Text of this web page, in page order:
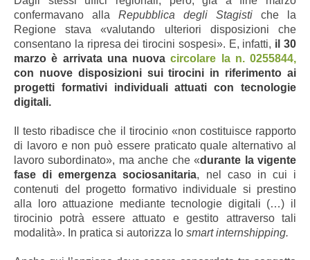
confermavano alla Repubblica degli Stagisti che la
Regione stava «valutando ulteriori disposizioni che
consentano la ripresa dei tirocini sospesi». E, infatti, il 30
marzo è arrivata una nuovacircolare la n. 0255844,
con nuove disposizioni sui tirocini in riferimento ai
progetti formativi individuali attuati con tecnologie
digitali.
Il testo ribadisce che il tirocinio «non costituisce rapporto
di lavoro e non può essere praticato quale alternativo al
lavoro subordinato», ma anche che «durante la vigente
fase di emergenza sociosanitaria, nel caso in cui i
contenuti del progetto formativo individuale si prestino
alla loro attuazione mediante tecnologie digitali (…) il
tirocinio potrà essere attuato e gestito attraverso tali
modalità». In pratica si autorizza lo smart internshipping.